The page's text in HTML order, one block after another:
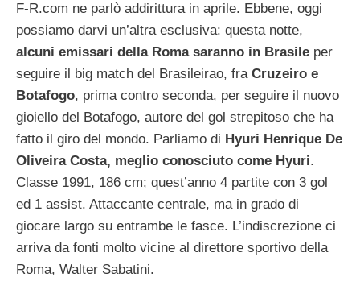
F-R.com ne parlò addirittura in aprile. Ebbene, oggi
possiamo darvi un’altra esclusiva: questa notte,
alcuni emissari della Roma saranno in Brasile per
seguire il big match del Brasileirao, fra Cruzeiro e
Botafogo, prima contro seconda, per seguire il nuovo
gioiello del Botafogo, autore del gol strepitoso che ha
fatto il giro del mondo. Parliamo di Hyuri Henrique De
Oliveira Costa, meglio conosciuto come Hyuri.
Classe 1991, 186 cm; quest’anno 4 partite con 3 gol
ed 1 assist. Attaccante centrale, ma in grado di
giocare largo su entrambe le fasce. L’indiscrezione ci
arriva da fonti molto vicine al direttore sportivo della
Roma, Walter Sabatini.